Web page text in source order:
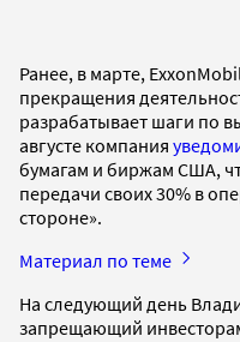
Ранее, в марте, ExxonMobil
прекращения
разрабатывает шаги по
августе компания
бумагам и биржам США,
передачи своих 30% в
стороне».
Материал по теме
На следующий день
запрещающий